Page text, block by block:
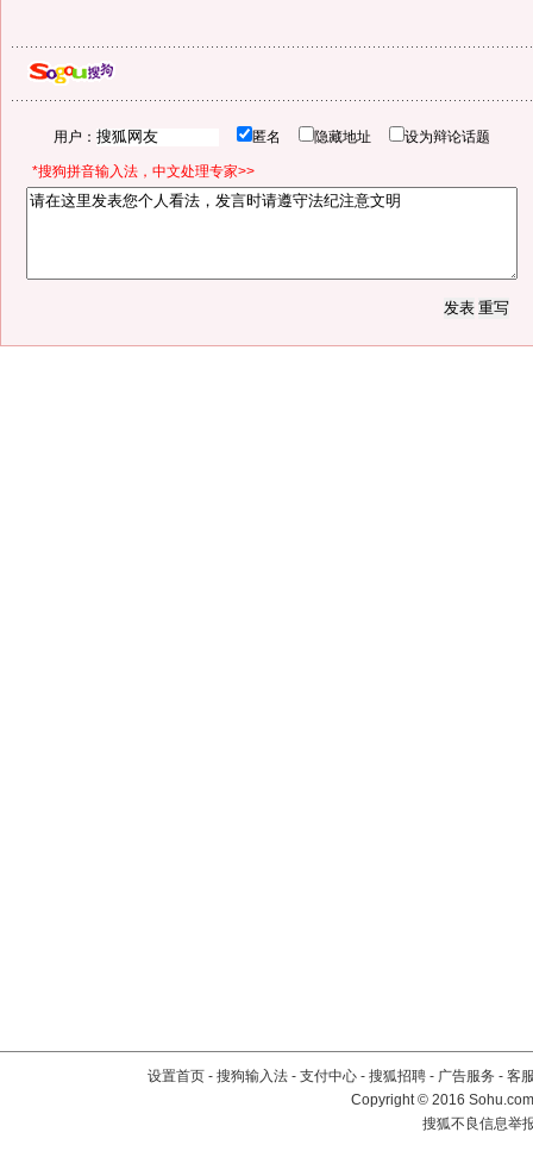
用户： 匿名 隐藏地址 设为辩论话题
*搜狗拼音输入法，中文处理专家>>
设置首页 - 搜狗输入法 - 支付中心 - 搜狐招聘 - 广告服务 - 客
Copyright©2016
搜狐不良信息举